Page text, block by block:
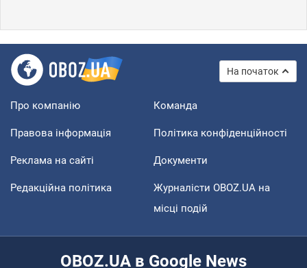
На початок
Про компанію Команда
Правова інформація Політика конфіденційності
Реклама на сайті Документи
Редакційна політика
Журналісти OBOZ.UA на
місці подій
OBOZ.UA в Google News